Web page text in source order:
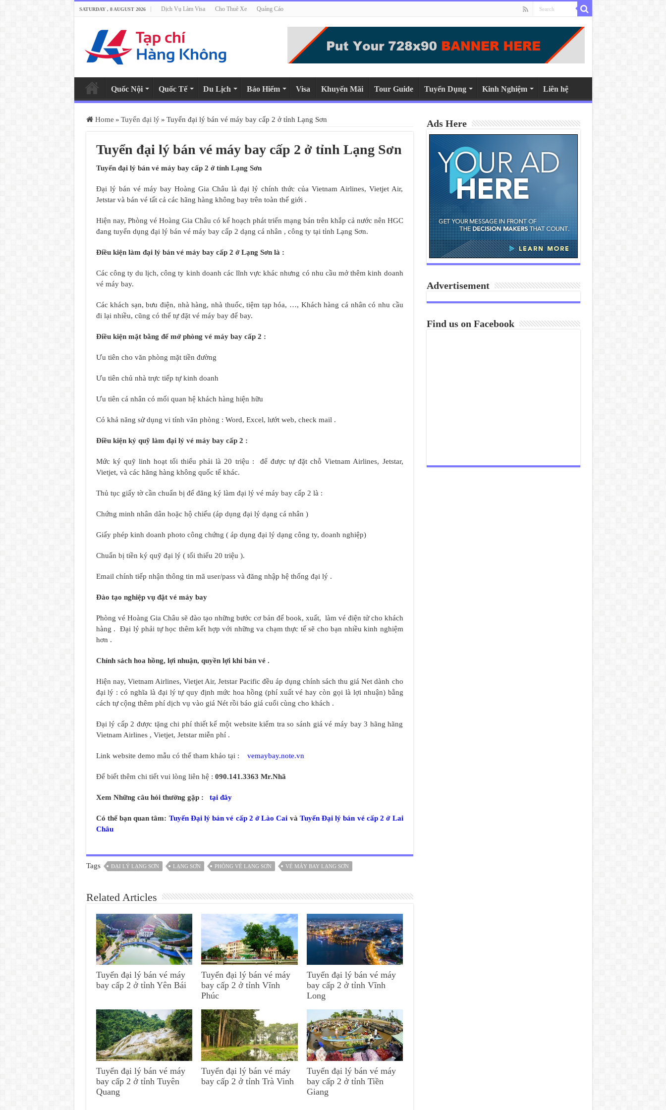
SATURDAY , 8 AUGUST 2026 Dịch Vụ Làm Visa Cho Thuê Xe Quảng Cáo
Quốc Nội Quốc Tế Du Lịch Bảo Hiểm Visa Khuyến Mãi Tour Guide Tuyển Dụng Kinh Nghiệm Liên hệ
Home » Tuyển đại lý » Tuyển đại lý bán vé máy bay cấp 2 ở tỉnh Lạng Sơn
Tuyển đại lý bán vé máy bay cấp 2 ở tỉnh Lạng Sơn
Tuyển đại lý bán vé máy bay cấp 2 ở tỉnh Lạng Sơn
Đại lý bán vé máy bay Hoàng Gia Châu là đại lý chính thức của Vietnam Airlines, Vietjet Air,
Jetstar và bán vé tất cả các hãng hàng không bay trên toàn thế giới .
Hiện nay, Phòng vé Hoàng Gia Châu có kế hoạch phát triển mạng bán trên khắp cả nước nên HGC
đang tuyển dụng đại lý bán vé máy bay cấp 2 dạng cá nhân , công ty tại tỉnh Lạng Sơn.
Điều kiện làm đại lý bán vé máy bay cấp 2 ở Lạng Sơn là :
Các công ty du lịch, công ty kinh doanh các lĩnh vực khác nhưng có nhu cầu mở thêm kinh doanh
vé máy bay.
Các khách sạn, bưu điện, nhà hàng, nhà thuốc, tiệm tạp hóa, …, Khách hàng cá nhân có nhu cầu
đi lại nhiều, cũng có thể tự đặt vé máy bay để bay.
Điều kiện mặt bằng để mở phòng vé máy bay cấp 2 :
Ưu tiên cho văn phòng mặt tiền đường
Ưu tiên chủ nhà trực tiếp tự kinh doanh
Ưu tiên cá nhân có mối quan hệ khách hàng hiện hữu
Có khả năng sử dụng vi tính văn phòng : Word, Excel, lướt web, check mail .
Điều kiện ký quỹ làm đại lý vé máy bay cấp 2 :
Mức ký quỹ linh hoạt tối thiểu phải là 20 triệu : để được tự đặt chỗ Vietnam Airlines, Jetstar,
Vietjet, và các hãng hàng không quốc tế khác.
Thủ tục giấy tờ cần chuẩn bị để đăng ký làm đại lý vé máy bay cấp 2 là :
Chứng minh nhân dân hoặc hộ chiếu (áp dụng đại lý dạng cá nhân )
Giấy phép kinh doanh photo công chứng ( áp dụng đại lý dạng công ty, doanh nghiệp)
Chuẩn bị tiền ký quỹ đại lý ( tối thiểu 20 triệu ).
Email chính tiếp nhận thông tin mã user/pass và đăng nhập hệ thống đại lý .
Đào tạo nghiệp vụ đặt vé máy bay
Phòng vé Hoàng Gia Châu sẽ đào tạo những bước cơ bản để book, xuất, làm vé điện tử cho khách
hàng . Đại lý phải tự học thêm kết hợp với những va chạm thực tế sẽ cho bạn nhiều kinh nghiệm
hơn .
Chính sách hoa hồng, lợi nhuận, quyền lợi khi bán vé .
Hiện nay, Vietnam Airlines, Vietjet Air, Jetstar Pacific đều áp dụng chính sách thu giá Net dành cho
đại lý : có nghĩa là đại lý tự quy định mức hoa hồng (phí xuất vé hay còn gọi là lợi nhuận) bằng
cách tự cộng thêm phí dịch vụ vào giá Nét rồi báo giá cuối cùng cho khách .
Đại lý cấp 2 được tặng chi phí thiết kế một website kiểm tra so sánh giá vé máy bay 3 hãng hãng
Vietnam Airlines , Vietjet, Jetstar miễn phí .
Link website demo mẫu có thể tham khảo tại : vemaybay.note.vn
Để biết thêm chi tiết vui lòng liên hệ : 090.141.3363 Mr.Nhã
Xem Những câu hỏi thường gặp : tại đây
Có thể bạn quan tâm: Tuyển Đại lý bán vé cấp 2 ở Lào Cai và Tuyển Đại lý bán vé cấp 2 ở Lai
Châu
Tags ĐẠI LÝ LẠNG SƠN LẠNG SƠN PHÒNG VÉ LẠNG SƠN VÉ MÁY BAY LẠNG SƠN
Related Articles
Tuyển đại lý bán vé máy
bay cấp 2 ở tỉnh Yên Bái
Tuyển đại lý bán vé máy
bay cấp 2 ở tỉnh Vĩnh
Phúc
Tuyển đại lý bán vé máy
bay cấp 2 ở tỉnh Vĩnh
Long
Tuyển đại lý bán vé máy
bay cấp 2 ở tỉnh Tuyên
Quang
Tuyển đại lý bán vé máy
bay cấp 2 ở tỉnh Trà Vinh
Tuyển đại lý bán vé máy
bay cấp 2 ở tỉnh Tiền
Giang
Ads Here
Advertisement
Find us on Facebook